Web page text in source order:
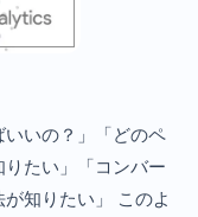
いいの？」「どのペ
たい」「コンバー
知りたい」 このよ